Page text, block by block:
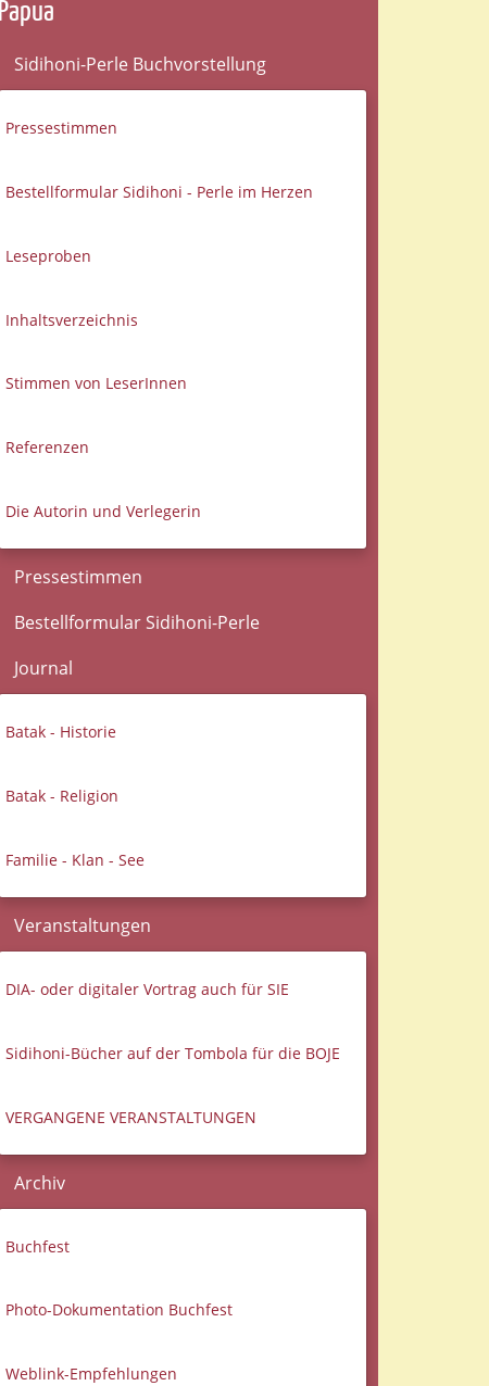
Papua
Sidihoni-Perle Buchvorstellung
Pressestimmen
Bestellformular Sidihoni - Perle im Herzen
Leseproben
Inhaltsverzeichnis
Stimmen von LeserInnen
Referenzen
Die Autorin und Verlegerin
Pressestimmen
Bestellformular Sidihoni-Perle
Journal
Batak - Historie
Batak - Religion
Familie - Klan - See
Veranstaltungen
DIA- oder digitaler Vortrag auch für SIE
Sidihoni-Bücher auf der Tombola für die BOJE
VERGANGENE VERANSTALTUNGEN
Archiv
Buchfest
Photo-Dokumentation Buchfest
Weblink-Empfehlungen